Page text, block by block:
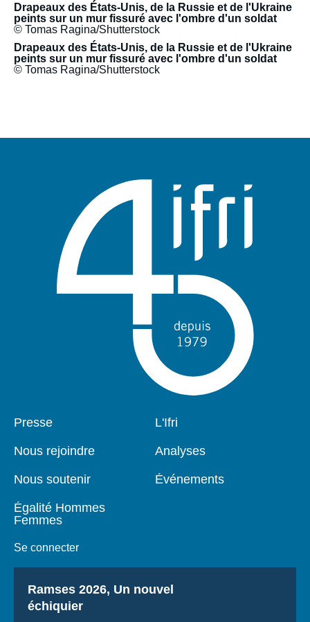
Drapeaux des États-Unis, de la Russie et de l'Ukraine
peints sur un mur fissuré avec l'ombre d'un soldat
© Tomas Ragina/Shutterstock
Drapeaux des États-Unis, de la Russie et de l'Ukraine
peints sur un mur fissuré avec l'ombre d'un soldat
© Tomas Ragina/Shutterstock
Pied
Presse
Nous rejoindre
Nous soutenir
Égalité Hommes
Femmes
Se connecter
Navigation
L'Ifri
Analyses
Événements
Titre
Ramses 2026, Un nouvel
échiquier